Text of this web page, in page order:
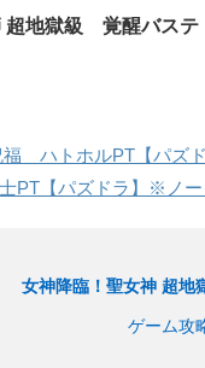
超地獄級 覚醒バステ
福 ハトホルPT【パズ
PT【パズドラ】※ノー
女神降臨！聖女神 超
ゲーム攻